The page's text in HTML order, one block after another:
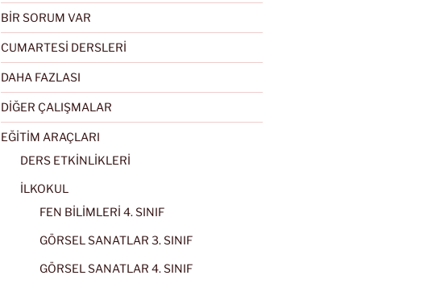
BİR SORUM VAR
CUMARTESİ DERSLERİ
DAHA FAZLASI
DİĞER ÇALIŞMALAR
EĞİTİM ARAÇLARI
DERS ETKİNLİKLERİ
İLKOKUL
FEN BİLİMLERİ 4. SINIF
GÖRSEL SANATLAR 3. SINIF
GÖRSEL SANATLAR 4. SINIF